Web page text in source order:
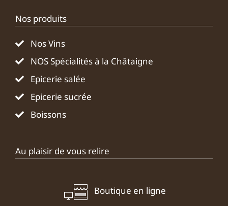
Nos produits
Nos Vins
NOS Spécialités à la Châtaigne
Epicerie salée
Epicerie sucrée
Boissons
Au plaisir de vous relire
Boutique en ligne